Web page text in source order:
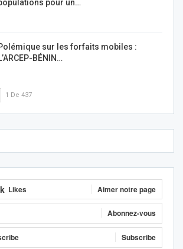
pour un…
sur les forfaits mobiles :
BÉNIN…
1 De 437
Likes Aimer notre page
Abonnez-vous
Subscribe